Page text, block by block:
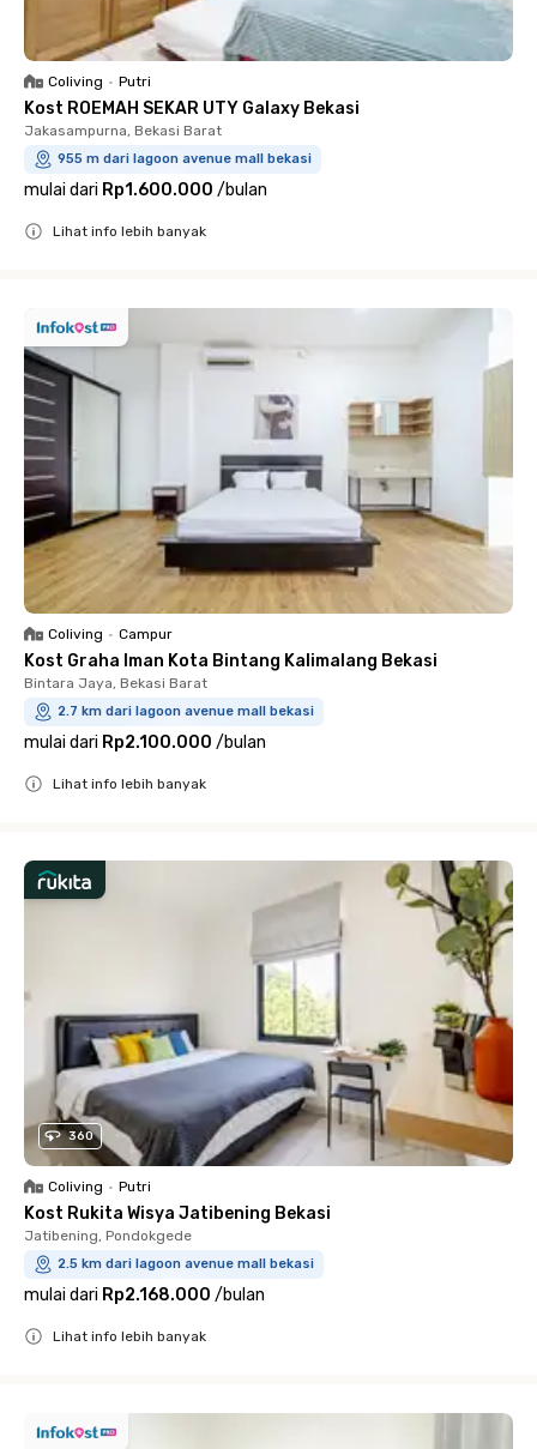
Coliving • Putri
Kost ROEMAH SEKAR UTY Galaxy Bekasi
Jakasampurna, Bekasi Barat
955 m dari lagoon avenue mall bekasi
mulai dari Rp1.600.000 /bulan
Lihat info lebih banyak
Coliving • Campur
Kost Graha Iman Kota Bintang Kalimalang Bekasi
Bintara Jaya, Bekasi Barat
2.7 km dari lagoon avenue mall bekasi
mulai dari Rp2.100.000 /bulan
Lihat info lebih banyak
360
Coliving • Putri
Kost Rukita Wisya Jatibening Bekasi
Jatibening, Pondokgede
2.5 km dari lagoon avenue mall bekasi
mulai dari Rp2.168.000 /bulan
Lihat info lebih banyak